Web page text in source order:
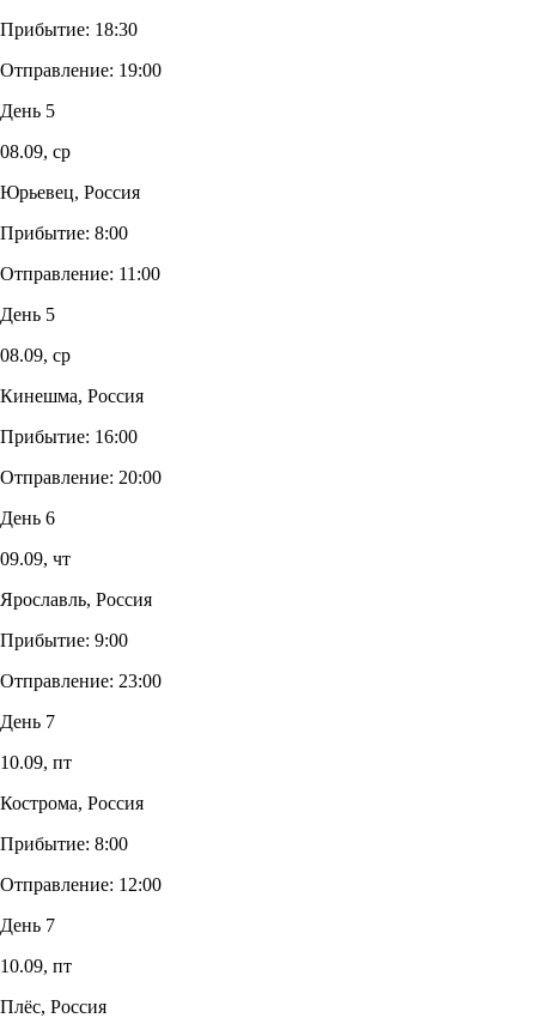
Прибытие: 18:30
Отправление: 19:00
День 5
08.09, ср
Юрьевец, Россия
Прибытие: 8:00
Отправление: 11:00
День 5
08.09, ср
Кинешма, Россия
Прибытие: 16:00
Отправление: 20:00
День 6
09.09, чт
Ярославль, Россия
Прибытие: 9:00
Отправление: 23:00
День 7
10.09, пт
Кострома, Россия
Прибытие: 8:00
Отправление: 12:00
День 7
10.09, пт
Плёс, Россия